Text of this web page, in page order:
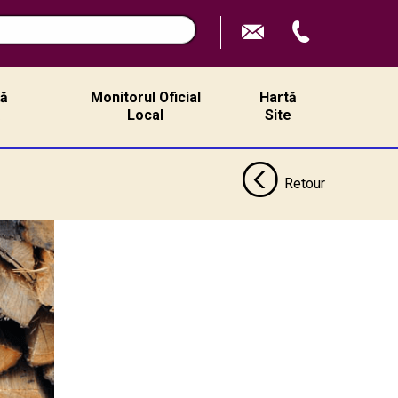
Monitorul Oficial
Local
Hartă
Site
Retour